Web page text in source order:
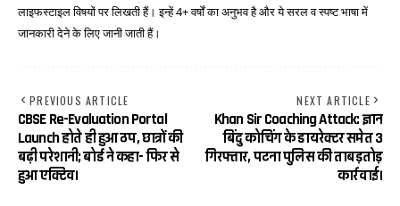
लाइफस्टाइल विषयों पर लिखती हैं। इन्हें 4+ वर्षों का अनुभव है और ये सरल व स्पष्ट भाषा में
जानकारी देने के लिए जानी जाती हैं।
PREVIOUS ARTICLE
CBSE Re-Evaluation Portal
Launch होते ही हुआ ठप, छात्रों की
बढ़ी परेशानी; बोर्ड ने कहा- फिर से
हुआ एक्टिव।
NEXT ARTICLE
Khan Sir Coaching Attack: ज्ञान
बिंदु कोचिंग के डायरेक्टर समेत 3
गिरफ्तार, पटना पुलिस की ताबड़तोड़
कार्रवाई।